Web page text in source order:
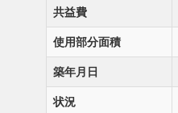
共益費
使用部分面積
築年月日
状況